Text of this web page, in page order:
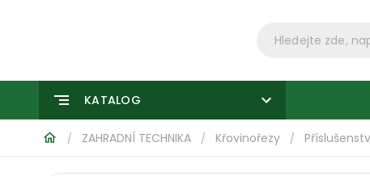
KATALOG
/ ZAHRADNÍ TECHNIKA / Křovinořezy /